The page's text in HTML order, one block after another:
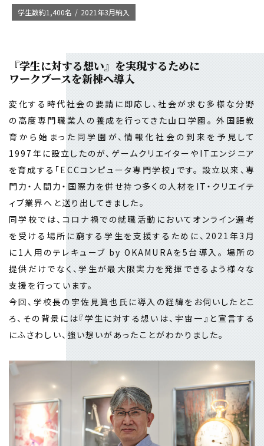
学生数約1,400名 2021年3月納入
『学生に対する想い』を実現するために
ワークブースを新棟へ導入
変化する時代社会の要請に即応し、社会が求む多様な分野
の高度専門職業人の養成を行ってきた山口学園。 外国語教
育から始まった同学園が、情報化社会の到来を予見して
1997年に設立したのが、ゲームクリエイターやITエンジニア
を育成する「ECCコンピュータ専門学校」です。 設立以来、専
門力・人間力・国際力を併せ持つ多くの人材をIT・クリエイテ
ィブ業界へと送り出してきました。
同学校では、コロナ禍での就職活動においてオンライン選考
を受ける場所に窮する学生を支援するために、2021年3月
に1人用のテレキューブ by OKAMURAを5台導入。 場所の
提供だけでなく、学生が最大限実力を発揮できるよう様々な
支援を行っています。
今回、学校長の宇佐見眞也氏に導入の経緯をお伺いしたとこ
ろ、その背景には『学生に対する想いは、宇宙一』と宣言する
にふさわしい、強い想いがあったことがわかりました。